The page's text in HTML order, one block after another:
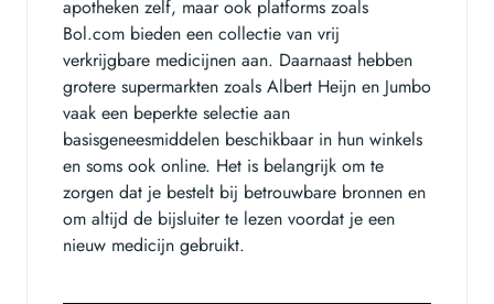
apotheken zelf, maar ook platforms zoals
Bol.com bieden een collectie van vrij
verkrijgbare medicijnen aan. Daarnaast hebben
grotere supermarkten zoals Albert Heijn en Jumbo
vaak een beperkte selectie aan
basisgeneesmiddelen beschikbaar in hun winkels
en soms ook online. Het is belangrijk om te
zorgen dat je bestelt bij betrouwbare bronnen en
om altijd de bijsluiter te lezen voordat je een
nieuw medicijn gebruikt.